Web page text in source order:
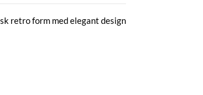
retro form med elegant design